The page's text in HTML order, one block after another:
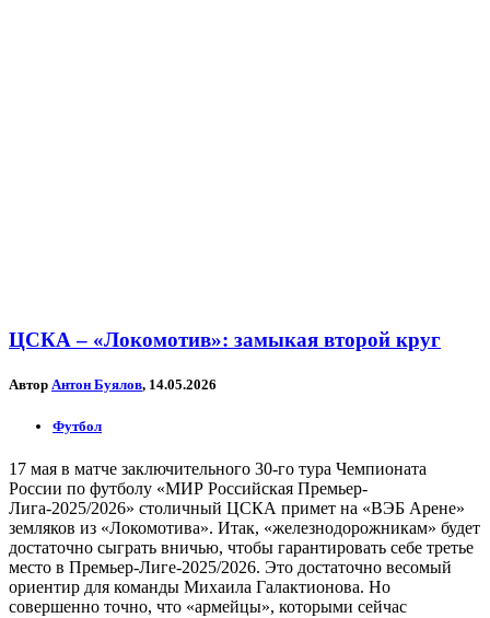
ЦСКА – «Локомотив»: замыкая второй круг
Автор Антон Буялов, 14.05.2026
Футбол
17 мая в матче заключительного 30-го тура Чемпионата
России по футболу «МИР Российская Премьер-
Лига-2025/2026» столичный ЦСКА примет на «ВЭБ Арене»
земляков из «Локомотива». Итак, «железнодорожникам» будет
достаточно сыграть вничью, чтобы гарантировать себе третье
место в Премьер-Лиге-2025/2026. Это достаточно весомый
ориентир для команды Михаила Галактионова. Но
совершенно точно, что «армейцы», которыми сейчас